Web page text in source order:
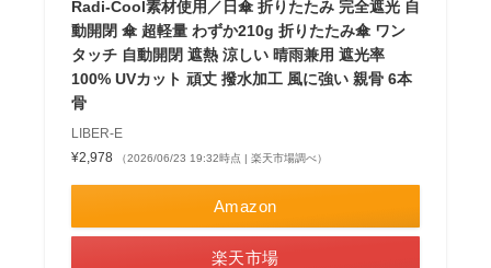
Radi-Cool素材使用／日傘 折りたたみ 完全遮光 自
動開閉 傘 超軽量 わずか210g 折りたたみ傘 ワン
タッチ 自動開閉 遮熱 涼しい 晴雨兼用 遮光率
100% UVカット 頑丈 撥水加工 風に強い 親骨 6本
骨
LIBER-E
¥2,978
（2026/06/23 19:32時点 | 楽天市場調べ）
Amazon
楽天市場